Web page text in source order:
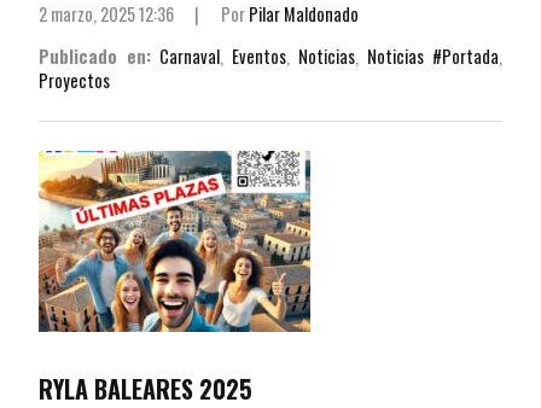
2 marzo, 2025 12:36 | PorPilar Maldonado
Publicado en: Carnaval, Eventos, Noticias, Noticias #Portada,
Proyectos
RYLA BALEARES 2025